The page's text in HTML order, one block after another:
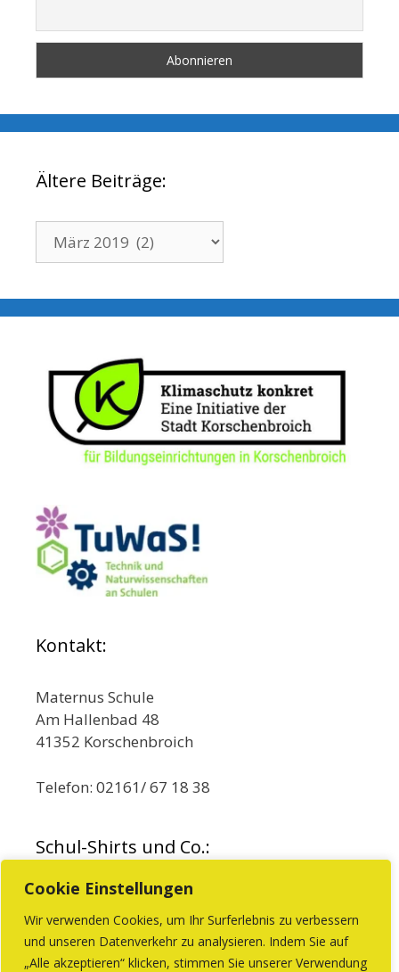
Cookie Einstellungen
Wir verwenden Cookies, um Ihr Surferlebnis zu verbessern
und unseren Datenverkehr zu analysieren. Indem Sie auf
„Alle akzeptieren“ klicken, stimmen Sie unserer Verwendung
Ältere Beiträge:
Beiträge:
Kontakt:
Maternus Schule
Am Hallenbad 48
41352 Korschenbroich
Telefon: 02161/ 67 18 38
Schul-Shirts und Co.:
Beim Förderverein können Sie Produkte mit
dem Schullogo kaufen.